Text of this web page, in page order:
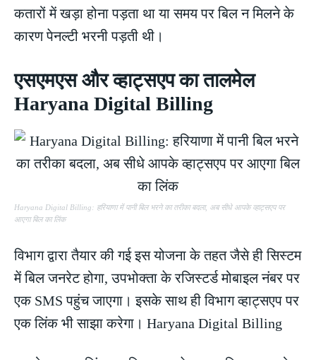
कतारों में खड़ा होना पड़ता था या समय पर बिल न मिलने के
कारण पेनल्टी भरनी पड़ती थी।
एसएमएस और व्हाट्सएप का तालमेल
Haryana Digital Billing
Haryana Digital Billing: हरियाणा में पानी बिल भरने का तरीका बदला, अब सीधे आपके व्हाट्सएप पर
आएगा बिल का लिंक
विभाग द्वारा तैयार की गई इस योजना के तहत जैसे ही सिस्टम
में बिल जनरेट होगा, उपभोक्ता के रजिस्टर्ड मोबाइल नंबर पर
एक SMS पहुंच जाएगा। इसके साथ ही विभाग व्हाट्सएप पर
एक लिंक भी साझा करेगा। Haryana Digital Billing